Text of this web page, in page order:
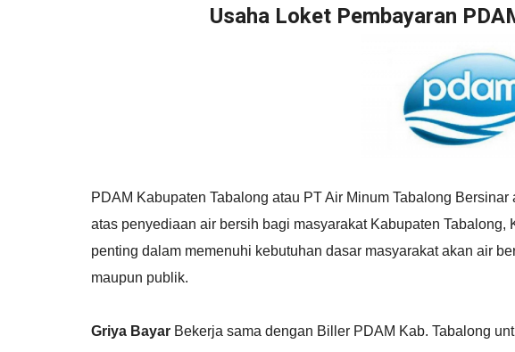
Usaha Loket Pembayaran
PDAM Kabupaten Tabalong atau PT Air Minum Tabalong
atas penyediaan air bersih bagi masyarakat Kabupaten
penting dalam memenuhi kebutuhan dasar masyarakat akan air
maupun publik.
Griya Bayar Bekerja sama dengan Biller PDAM Kab. Tabalong